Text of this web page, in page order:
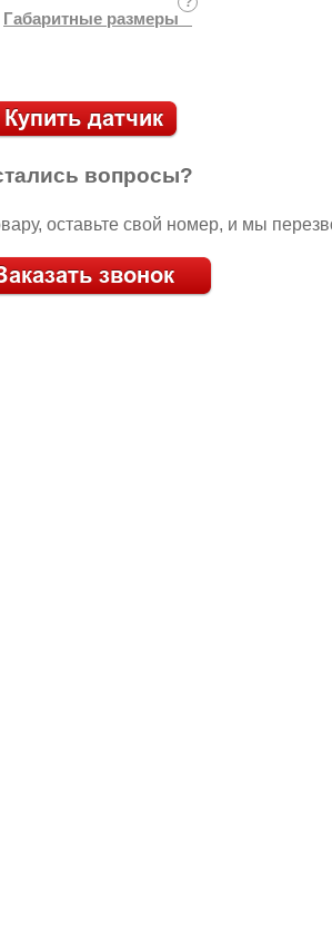
Габаритные размеры
вопросы?
оставьте свой номер, и мы